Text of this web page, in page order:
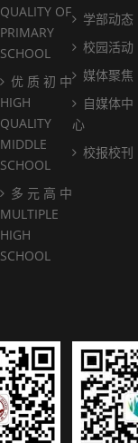
QUALITY OF
PRIMARY
SCHOOL
优 质 初 中
HIGH
QUALITY
MIDDLE
SCHOOL
多 元 高 中
MULTIPLE
HIGH
SCHOOL
学部动态
校园活动
媒体聚焦
自媒体中
心
校报校刊